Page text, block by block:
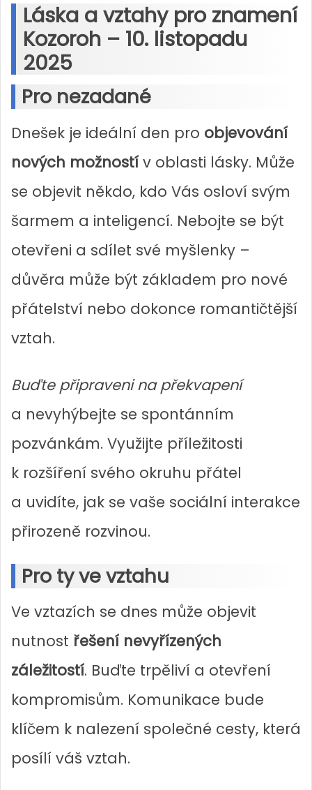
Láska a vztahy pro znamení
Kozoroh – 10. listopadu
2025
Pro nezadané
Dnešek je ideální den pro objevování
nových možností v oblasti lásky. Může
se objevit někdo, kdo Vás osloví svým
šarmem a inteligencí. Nebojte se být
otevřeni a sdílet své myšlenky –
důvěra může být základem pro nové
přátelství nebo dokonce romantičtější
vztah.
Buďte připraveni na překvapení
a nevyhýbejte se spontánním
pozvánkám. Využijte příležitosti
k rozšíření svého okruhu přátel
a uvidíte, jak se vaše sociální interakce
přirozeně rozvinou.
Pro ty ve vztahu
Ve vztazích se dnes může objevit
nutnost řešení nevyřízených
záležitostí. Buďte trpěliví a otevření
kompromisům. Komunikace bude
klíčem k nalezení společné cesty, která
posílí váš vztah.